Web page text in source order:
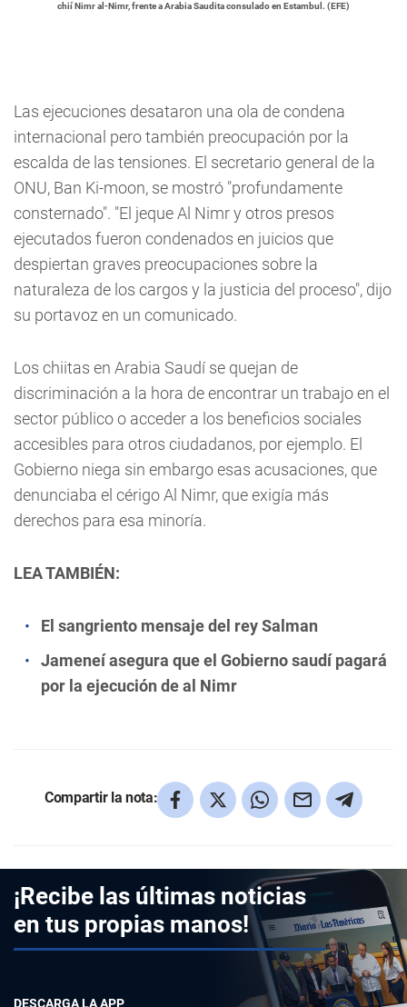
chií Nimr al-Nimr, frente a Arabia Saudita consulado en Estambul. (EFE)
Las ejecuciones desataron una ola de condena
internacional pero también preocupación por la
escalda de las tensiones. El secretario general de la
ONU, Ban Ki-moon, se mostró "profundamente
consternado". "El jeque Al Nimr y otros presos
ejecutados fueron condenados en juicios que
despiertan graves preocupaciones sobre la
naturaleza de los cargos y la justicia del proceso", dijo
su portavoz en un comunicado.
Los chiitas en Arabia Saudí se quejan de
discriminación a la hora de encontrar un trabajo en el
sector público o acceder a los beneficios sociales
accesibles para otros ciudadanos, por ejemplo. El
Gobierno niega sin embargo esas acusaciones, que
denunciaba el cérigo Al Nimr, que exigía más
derechos para esa minoría.
LEA TAMBIÉN:
El sangriento mensaje del rey Salman
Jameneí asegura que el Gobierno saudí pagará
por la ejecución de al Nimr
Compartir la nota:
¡Recibe las últimas noticias
en tus propias manos!
DESCARGA LA APP